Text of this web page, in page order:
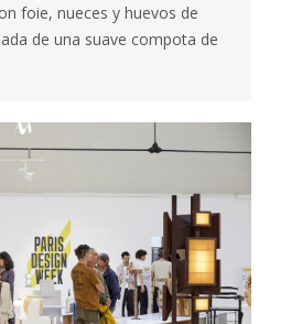
foie, nueces y huevos de
de una suave compota de